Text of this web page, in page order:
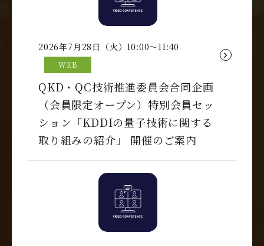
2026年7月28日（火）10:00～11:40
WEB
QKD・QC技術推進委員会合同企画
（会員限定オープン）特別会員セッ
ション「KDDIの量子技術に関する
取り組みの紹介」 開催のご案内